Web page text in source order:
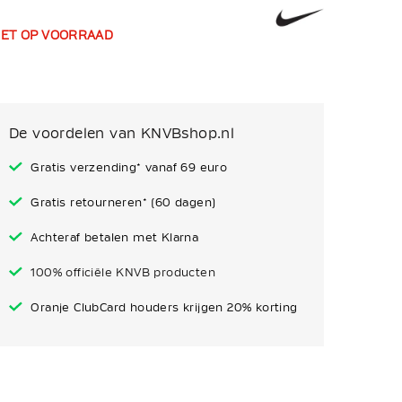
OP VOORRAAD
De voordelen van KNVBshop.nl
Gratis verzending* vanaf 69 euro
Gratis retourneren* (60 dagen)
Achteraf betalen met Klarna
100% officiële KNVB producten
Oranje ClubCard houders krijgen 20% korting